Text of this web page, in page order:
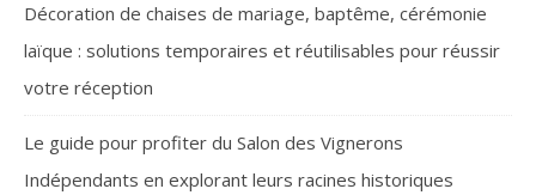
Décoration de chaises de mariage, baptême, cérémonie
laïque : solutions temporaires et réutilisables pour réussir
votre réception
Le guide pour profiter du Salon des Vignerons
Indépendants en explorant leurs racines historiques